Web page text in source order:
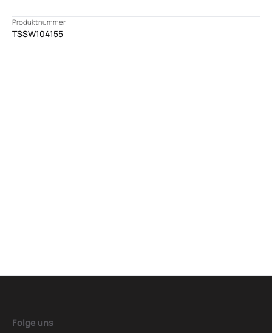
Produktnummer:
TSSW104155
Folge uns